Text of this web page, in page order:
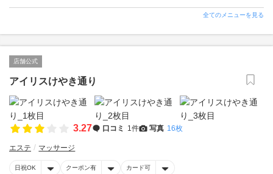
全てのメニューを見る
店舗公式
アイリスけやき通り
3.27 口コミ 1件 写真 16枚
エステ マッサージ
日祝OK クーポン有 カード可